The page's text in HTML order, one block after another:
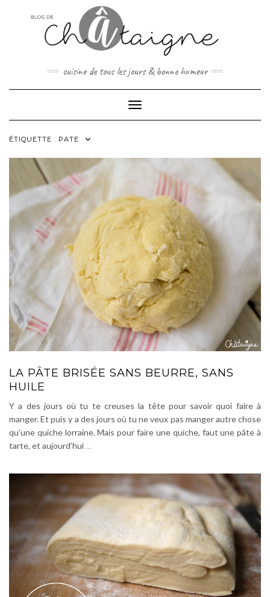
cuisine de tous les jours & bonne humeur
Toggle Navigation
ÉTIQUETTE : PATE
LA PÂTE BRISÉE SANS BEURRE, SANS
HUILE
Y a des jours où tu te creuses la tête pour savoir quoi faire à
manger. Et puis y a des jours où tu ne veux pas manger autre chose
qu’une quiche lorraine. Mais pour faire une quiche, faut une pâte à
tarte, et aujourd’hui …